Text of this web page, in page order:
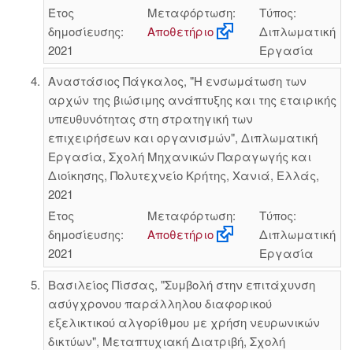
Έτος
δημοσίευσης:
2021
Μεταφόρτωση:
Αποθετήριο
Τύπος:
Διπλωματική
Εργασία
Αναστάσιος Πάγκαλος, "Η ενσωμάτωση των
αρχών της βιώσιμης ανάπτυξης και της εταιρικής
υπευθυνότητας στη στρατηγική των
επιχειρήσεων και οργανισμών", Διπλωματική
Εργασία, Σχολή Μηχανικών Παραγωγής και
Διοίκησης, Πολυτεχνείο Κρήτης, Χανιά, Ελλάς,
2021
Έτος
δημοσίευσης:
2021
Μεταφόρτωση:
Αποθετήριο
Τύπος:
Διπλωματική
Εργασία
Βασιλείος Πίσσας, "Συμβολή στην επιτάχυνση
ασύγχρονου παράλληλου διαφορικού
εξελικτικού αλγορίθμου με χρήση νευρωνικών
δικτύων", Μεταπτυχιακή Διατριβή, Σχολή